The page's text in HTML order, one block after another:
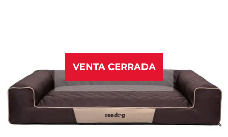
VENTA CERRADA